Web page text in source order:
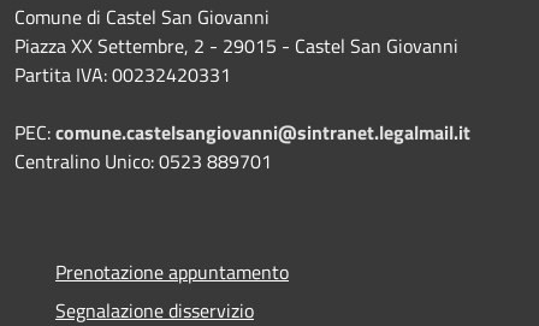
Comune di Castel San Giovanni
Piazza XX Settembre, 2 - 29015 - Castel San Giovanni
Partita IVA: 00232420331
PEC:comune.castelsangiovanni@sintranet.legalmail.it
Centralino Unico: 0523 889701
Prenotazione appuntamento
Segnalazione disservizio